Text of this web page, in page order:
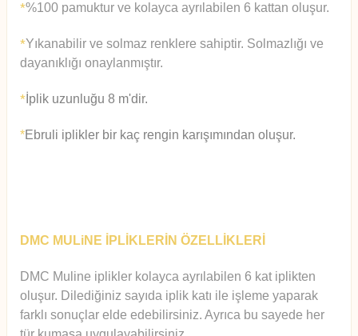
*%100 pamuktur ve kolayca ayrılabilen 6 kattan oluşur.
*Yıkanabilir ve solmaz renklere sahiptir. Solmazlığı ve
dayanıklığı onaylanmıştır.
* İplik uzunluğu 8 m'dir.
*Ebruli iplikler bir kaç rengin karışımından oluşur.
DMC MULiNE İPLİKLERİN ÖZELLİKLERİ
DMC Muline iplikler kolayca ayrılabilen 6 kat iplikten
oluşur. Dilediğiniz sayıda iplik katı ile işleme yaparak
farklı sonuçlar elde edebilirsiniz. Ayrıca bu sayede her